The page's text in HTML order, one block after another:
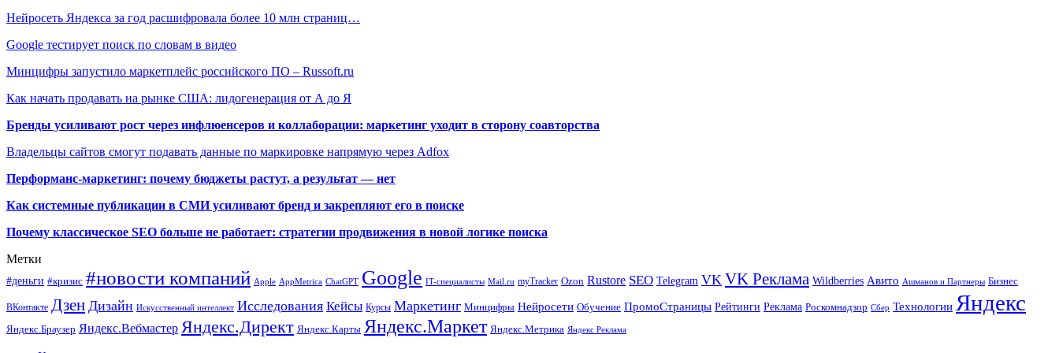
Нейросеть Яндекса за год расшифровала более 10 млн страниц…
Google тестирует поиск по словам в видео
Минцифры запустило маркетплейс российского ПО – Russoft.ru
Как начать продавать на рынке США: лидогенерация от А до Я
Бренды усиливают рост через инфлюенсеров и коллаборации: маркетинг уходит в сторону соавторства
Владельцы сайтов смогут подавать данные по маркировке напрямую через Adfox
Перформанс-маркетинг: почему бюджеты растут, а результат — нет
Как системные публикации в СМИ усиливают бренд и закрепляют его в поиске
Почему классическое SEO больше не работает: стратегии продвижения в новой логике поиска
Метки
#деньги #кризис #новости компаний Apple AppMetrica ChatGPT Google IT-специалисты Mail.ru myTracker Ozon Rustore SEO Telegram VK VK Реклама Wildberries Авито Ашманов и Партнеры Бизнес
ВКонтакте Дзен Дизайн Искусственный интеллект Исследования Кейсы Курсы Маркетинг Минцифры Нейросети Обучение ПромоСтраницы Рейтинги Реклама Роскомнадзор Сбер Технологии Яндекс
Яндекс.Браузер Яндекс.Вебмастер Яндекс.Директ Яндекс.Карты Яндекс.Маркет Яндекс.Метрика Яндекс Реклама